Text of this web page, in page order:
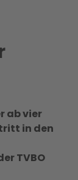
ab vier
in den
TVBO